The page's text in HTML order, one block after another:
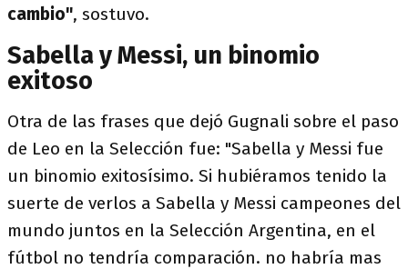
cambio", sostuvo.
Sabella y Messi, un binomio
exitoso
Otra de las frases que dejó Gugnali sobre el paso
de Leo en la Selección fue: "Sabella y Messi fue
un binomio exitosísimo. Si hubiéramos tenido la
suerte de verlos a Sabella y Messi campeones del
mundo juntos en la Selección Argentina, en el
fútbol no tendría comparación. no habría mas